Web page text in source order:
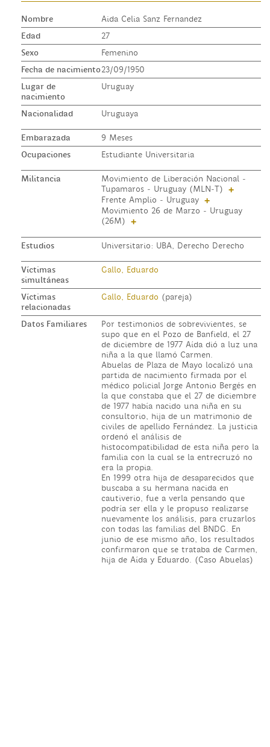
Nombre
Aida Celia Sanz Fernandez
Edad
27
Sexo
Femenino
Fecha de nacimiento23/09/1950
Lugar de
nacimiento
Uruguay
Nacionalidad Uruguaya
Embarazada
9 Meses
Ocupaciones
Estudiante Universitaria
Militancia
Movimiento de Liberación Nacional -
Tupamaros - Uruguay (MLN-T)
+
Frente Amplio - Uruguay +
Movimiento 26 de Marzo - Uruguay
(26M)
+
Estudios Universitario: UBA, Derecho Derecho
Víctimas
simultáneas
Gallo, Eduardo
Víctimas
relacionadas
Gallo, Eduardo (pareja)
Datos Familiares
Por testimonios de sobrevivientes, se
supo que en el Pozo de Banfield, el 27
de diciembre de 1977 Aída dió a luz una
niña a la que llamó Carmen.
Abuelas de Plaza de Mayo localizó una
partida de nacimiento firmada por el
médico policial Jorge Antonio Bergés en
la que constaba que el 27 de diciembre
de 1977 había nacido una niña en su
consultorio, hija de un matrimonio de
civiles de apellido Fernández. La justicia
ordenó el análisis de
histocompatibilidad de esta niña pero la
familia con la cual se la entrecruzó no
era la propia.
En 1999 otra hija de desaparecidos que
buscaba a su hermana nacida en
cautiverio, fue a verla pensando que
podría ser ella y le propuso realizarse
nuevamente los análisis, para cruzarlos
con todas las familias del BNDG. En
junio de ese mismo año, los resultados
confirmaron que se trataba de Carmen,
hija de Aída y Eduardo. (Caso Abuelas)